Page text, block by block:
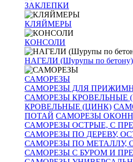
ЗАКЛЕПКИ
КЛЯЙМЕРЫ
КОНСОЛИ
НАГЕЛИ (Шурупы по бетону)
САМОРЕЗЫ
САМОРЕЗЫ ДЛЯ
САМОРЕЗЫ КРОВЕЛЬНЫЕ
КРОВЕЛЬНЫЕ (ЦИНК)
ПОТАЙ САМОРЕЗЫ
САМОРЕЗЫ ОСТРЫЕ, С
САМОРЕЗЫ ПО ДЕРЕВУ,
САМОРЕЗЫ ПО МЕТАЛЛУ,
САМОРЕЗЫ С БУРОМ И